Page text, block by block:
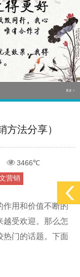
更多 >
更多 >
更多 >
方法分享）
3466℃
营销
作用和价值不断的
越受欢迎。那么怎
热门的话题。下面